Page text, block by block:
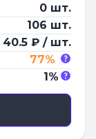
0 шт.
106 шт.
40.5 ₽ / шт.
77%
1%